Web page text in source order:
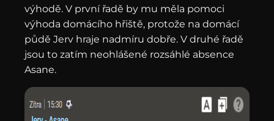
výhodě. V první řadě by mu měla pomoci
výhoda domácího hřiště, protože na domácí
půdě Jerv hraje nadmíru dobře. V druhé řadě
jsou to zatím neohlášené rozsáhlé absence
Asane.